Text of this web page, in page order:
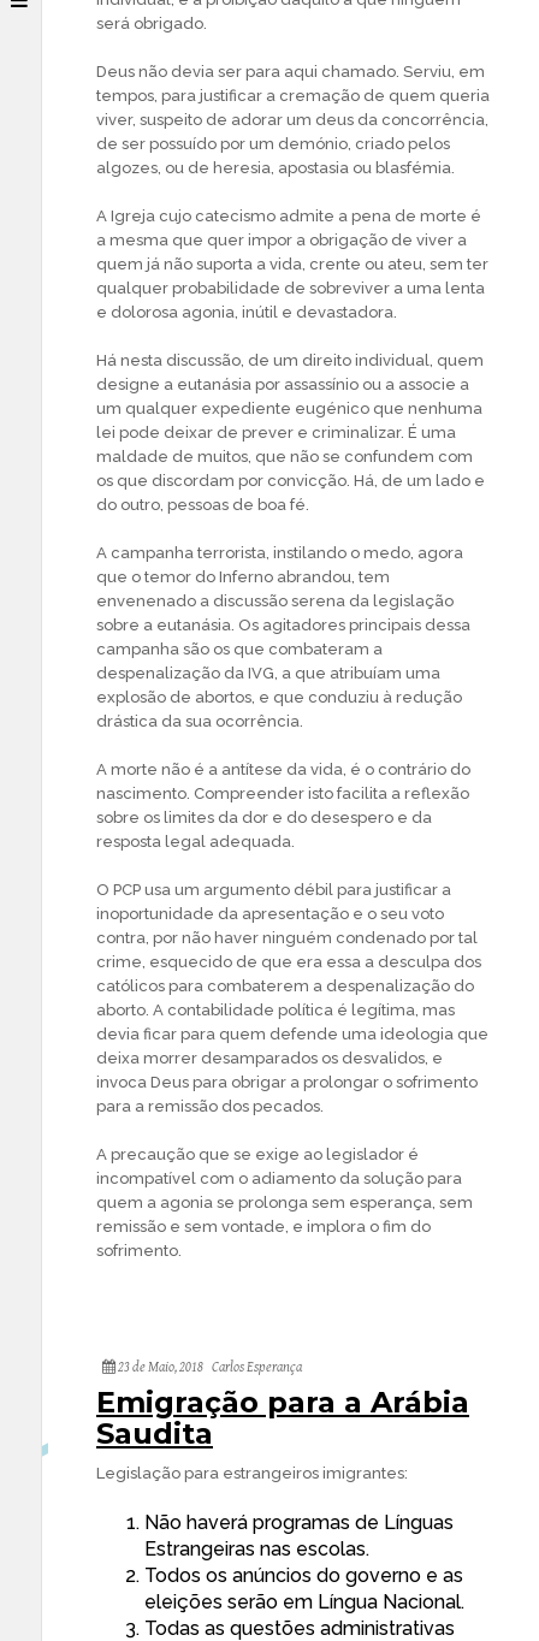
será obrigado.
Deus não devia ser para aqui chamado. Serviu, em
tempos, para justificar a cremação de quem queria
viver, suspeito de adorar um deus da concorrência,
de ser possuído por um demónio, criado pelos
algozes, ou de heresia, apostasia ou blasfémia.
A Igreja cujo catecismo admite a pena de morte é
a mesma que quer impor a obrigação de viver a
quem já não suporta a vida, crente ou ateu, sem ter
qualquer probabilidade de sobreviver a uma lenta
e dolorosa agonia, inútil e devastadora.
Há nesta discussão, de um direito individual, quem
designe a eutanásia por assassínio ou a associe a
um qualquer expediente eugénico que nenhuma
lei pode deixar de prever e criminalizar. É uma
maldade de muitos, que não se confundem com
os que discordam por convicção. Há, de um lado e
do outro, pessoas de boa fé.
A campanha terrorista, instilando o medo, agora
que o temor do Inferno abrandou, tem
envenenado a discussão serena da legislação
sobre a eutanásia. Os agitadores principais dessa
campanha são os que combateram a
despenalização da IVG, a que atribuíam uma
explosão de abortos, e que conduziu à redução
drástica da sua ocorrência.
A morte não é a antítese da vida, é o contrário do
nascimento. Compreender isto facilita a reflexão
sobre os limites da dor e do desespero e da
resposta legal adequada.
O PCP usa um argumento débil para justificar a
inoportunidade da apresentação e o seu voto
contra, por não haver ninguém condenado por tal
crime, esquecido de que era essa a desculpa dos
católicos para combaterem a despenalização do
aborto. A contabilidade política é legítima, mas
devia ficar para quem defende uma ideologia que
deixa morrer desamparados os desvalidos, e
invoca Deus para obrigar a prolongar o sofrimento
para a remissão dos pecados.
A precaução que se exige ao legislador é
incompatível com o adiamento da solução para
quem a agonia se prolonga sem esperança, sem
remissão e sem vontade, e implora o fim do
sofrimento.
23 de Maio, 2018 Carlos Esperança
Emigração para a Arábia
Saudita
Legislação para estrangeiros imigrantes:
Não haverá programas de Línguas
Estrangeiras nas escolas.
Todos os anúncios do governo e as
eleições serão em Língua Nacional.
Todas as questões administrativas